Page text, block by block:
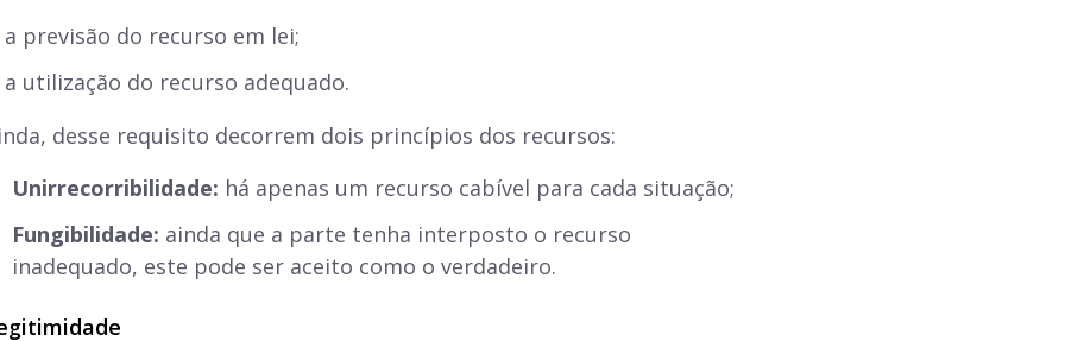
a previsão do recurso em lei;
a utilização do recurso adequado.
desse requisito decorrem dois princípios dos recursos:
Unirrecorribilidade: há apenas um recurso cabível para cada situação;
Fungibilidade: ainda que a parte tenha interposto o recurso
inadequado, este pode ser aceito como o verdadeiro.